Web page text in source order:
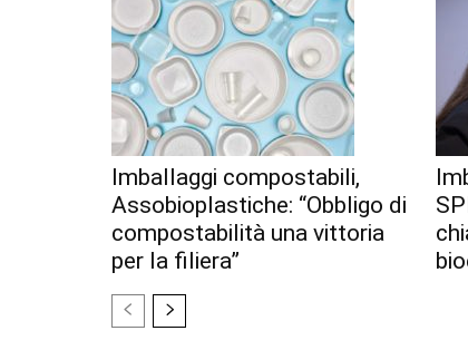
Imballaggi compostabili,
Assobioplastiche: “Obbligo di
compostabilità una vittoria
per la filiera”